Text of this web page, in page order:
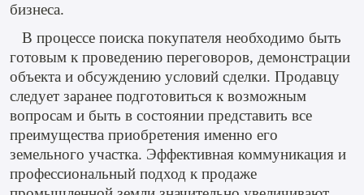
бизнеса.
В процессе поиска покупателя необходимо быть
готовым к проведению переговоров, демонстрации
объекта и обсуждению условий сделки. Продавцу
следует заранее подготовиться к возможным
вопросам и быть в состоянии представить все
преимущества приобретения именно его
земельного участка. Эффективная коммуникация и
профессиональный подход к продаже